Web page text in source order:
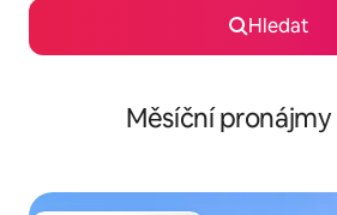
Hledat
Měsíční